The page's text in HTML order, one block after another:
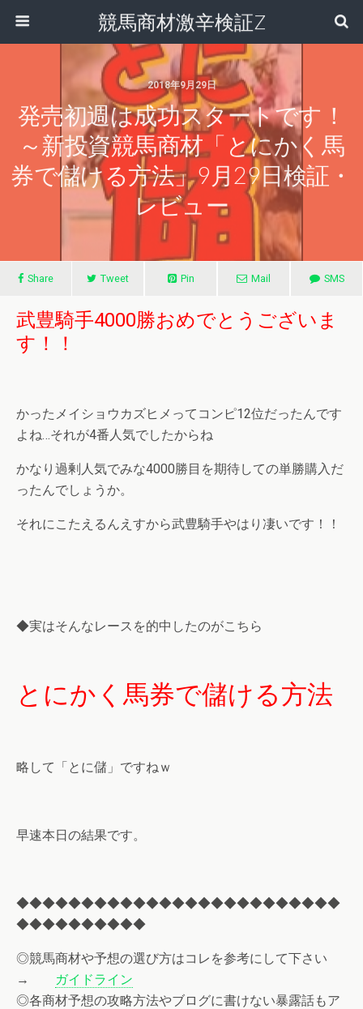
競馬商材激辛検証Z
2018年9月29日
発売初週は成功スタートです！
～新投資競馬商材「とにかく馬
券で儲ける方法」9月29日検証・
レビュー
Share Tweet Pin Mail SMS
武豊騎手4000勝おめでとうございま
す！！
かったメイショウカズヒメってコンピ12位だったんです
よね…それが4番人気でしたからね
かなり過剰人気でみな4000勝目を期待しての単勝購入だ
ったんでしょうか。
それにこたえるんえすから武豊騎手やはり凄いです！！
◆実はそんなレースを的中したのがこちら
とにかく馬券で儲ける方法
略して「とに儲」ですねｗ
早速本日の結果です。
◆◆◆◆◆◆◆◆◆◆◆◆◆◆◆◆◆◆◆◆◆◆◆◆◆
◆◆◆◆◆◆◆◆◆◆
◎競馬商材や予想の選び方はコレを参考にして下さい
→
ガイドライン
◎各商材予想の攻略方法やブログに書けない暴露話もア